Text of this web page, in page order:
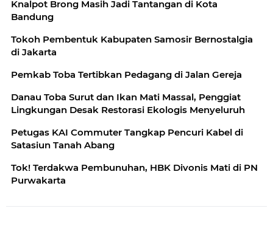
Knalpot Brong Masih Jadi Tantangan di Kota
Bandung
Tokoh Pembentuk Kabupaten Samosir Bernostalgia
di Jakarta
Pemkab Toba Tertibkan Pedagang di Jalan Gereja
Danau Toba Surut dan Ikan Mati Massal, Penggiat
Lingkungan Desak Restorasi Ekologis Menyeluruh
Petugas KAI Commuter Tangkap Pencuri Kabel di
Satasiun Tanah Abang
Tok! Terdakwa Pembunuhan, HBK Divonis Mati di PN
Purwakarta